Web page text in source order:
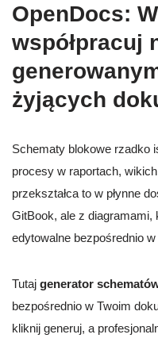
OpenDocs:
współpracuj
żyjących
Schematy blokowe rzadko
procesy w raportach,
przekształca to w płynne
GitBook, ale z
edytowalne bezpośrednio
Tutaj generator
bezpośrednio w Twoim
kliknij generuj, a